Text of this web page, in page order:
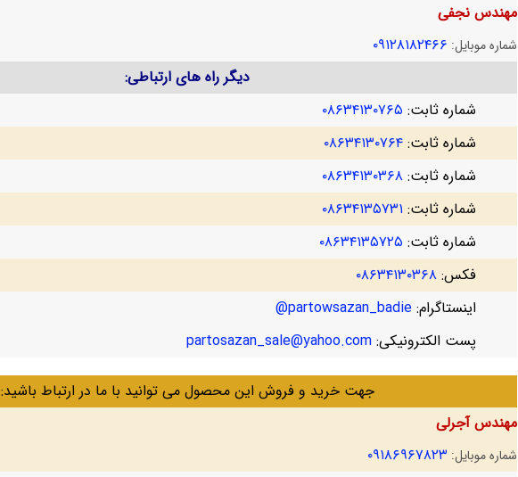
مهندس نجفی
شماره موبایل: ۰۹۱۲۸۱۸۲۴۶۶
دیگر راه های ارتباطی:
شماره ثابت: ۰۸۶۳۴۱۳۰۷۶۵
شماره ثابت: ۰۸۶۳۴۱۳۰۷۶۴
شماره ثابت: ۰۸۶۳۴۱۳۰۳۶۸
شماره ثابت: ۰۸۶۳۴۱۳۵۷۳۱
شماره ثابت: ۰۸۶۳۴۱۳۵۷۲۵
فکس: ۰۸۶۳۴۱۳۰۳۶۸
اینستاگرام: partowsazan_badie@
پست الکترونیکی: partosazan_sale@yahoo.com
جهت خرید و فروش این محصول می توانید با ما در ارتباط باشید:
مهندس آجرلی
شماره موبایل: ۰۹۱۸۶۹۶۷۸۲۳